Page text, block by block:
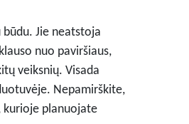
Jie neatstoja
nuo paviršiaus,
veiksnių. Visada
Nepamirškite,
kurioje planuojate